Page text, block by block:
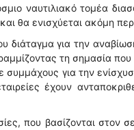
ναυτιλιακό τομέα
θα ενισχύεται ακόμη
για την
τη σημασία
για την
έχουν
που βασίζονται στον